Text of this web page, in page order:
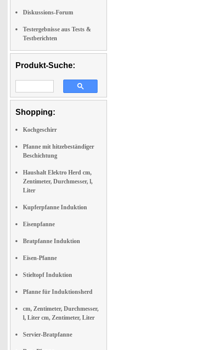
Diskussions-Forum
Testergebnisse aus Tests &
Testberichten
Produkt-Suche:
Shopping:
Kochgeschirr
Pfanne mit hitzebeständiger
Beschichtung
Haushalt Elektro Herd cm,
Zentimeter, Durchmesser, l,
Liter
Kupferpfanne Induktion
Eisenpfanne
Bratpfanne Induktion
Eisen-Pfanne
Stieltopf Induktion
Pfanne für Induktionsherd
cm, Zentimeter, Durchmesser,
l, Liter cm, Zentimeter, Liter
Servier-Bratpfanne